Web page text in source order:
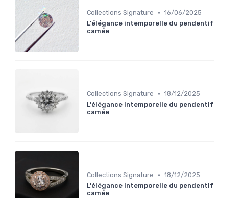
Collections Signature • 16/06/2025
L'élégance intemporelle du pendentif
camée
Collections Signature • 18/12/2025
L'élégance intemporelle du pendentif
camée
Collections Signature • 18/12/2025
L'élégance intemporelle du pendentif
camée